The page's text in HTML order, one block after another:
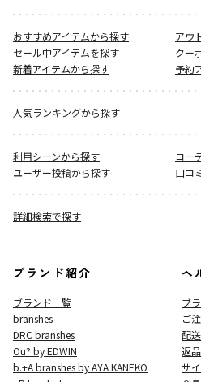
おすすめアイテムから探す
アウ
セール中アイテムを探す
クー
新着アイテムから探す
予約
人気ランキングから探す
利用シーンから探す
コー
ユーザー投稿から探す
口コ
詳細検索で探す
ブランド紹介
ブランド一覧
branshes
DRC branshes
Ou? by EDWIN
b.+A branshes by AYA KANEKO
ヘ
ブ
ご
配
返
サ